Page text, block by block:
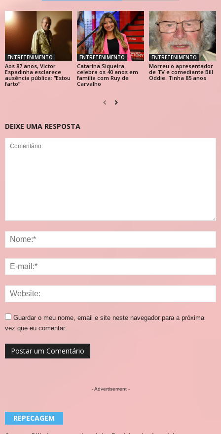
ENTRETENIMENTO
Aos 87 anos, Victor
Espadinha esclarece
ausência pública: “Estou
farto”
ENTRETENIMENTO
Catarina Siqueira
celebra os 40 anos em
família com Ruy de
Carvalho
ENTRETENIMENTO
Morreu o apresentador
de TV e comediante Bill
Oddie. Tinha 85 anos
DEIXE UMA RESPOSTA
Guardar o meu nome, email e site neste navegador para a próxima
vez que eu comentar.
- Advertisement -
REPECAGEM